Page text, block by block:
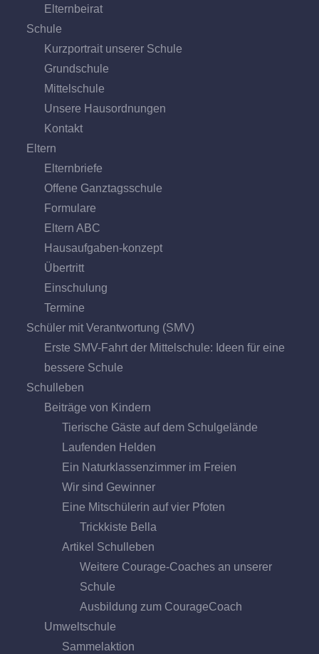
Eltern­beirat
Schule
Kurzportrait unserer Schule
Grund­schule
Mittel­schule
Unsere Hausordnungen
Kontakt
Eltern
Elternbriefe
Offene Ganz­tags­schule
Formulare
Eltern ABC
Hausaufgaben-konzept
Übertritt
Einschulung
Termine
Schüler mit Verantwortung (SMV)
Erste SMV-Fahrt der Mittelschule: Ideen für eine
bessere Schule
Schulleben
Beiträge von Kindern
Tierische Gäste auf dem Schulgelände
Laufenden Helden
Ein Naturklassenzimmer im Freien
Wir sind Gewinner
Eine Mitschülerin auf vier Pfoten
Trickkiste Bella
Artikel Schulleben
Weitere Courage-Coaches an unserer
Schule
Ausbildung zum CourageCoach
Umweltschule
Sammelaktion